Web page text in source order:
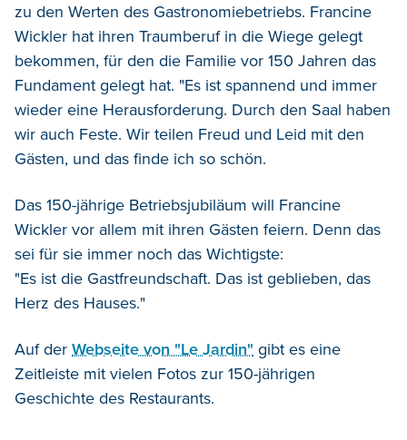
zu den Werten des Gastronomiebetriebs. Francine
Wickler hat ihren Traumberuf in die Wiege gelegt
bekommen, für den die Familie vor 150 Jahren das
Fundament gelegt hat. "Es ist spannend und immer
wieder eine Herausforderung. Durch den Saal haben
wir auch Feste. Wir teilen Freud und Leid mit den
Gästen, und das finde ich so schön.
Das 150-jährige Betriebsjubiläum will Francine
Wickler vor allem mit ihren Gästen feiern. Denn das
sei für sie immer noch das Wichtigste:
"Es ist die Gastfreundschaft. Das ist geblieben, das
Herz des Hauses."
Auf der Webseite von "Le Jardin" gibt es eine
Zeitleiste mit vielen Fotos zur 150-jährigen
Geschichte des Restaurants.